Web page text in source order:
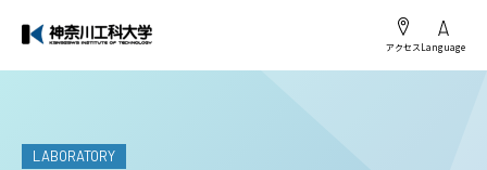
アクセスLanguage
LABORATORY